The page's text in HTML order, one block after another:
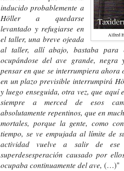
Alfred
inducido probablemente a
Höller a quedarse
levantado y refugiarse en
el taller, una breve ojeada
al taller, allí abajo, bastaba para
ocupándose del ave grande,
pensar en que se interrumpiera
en un plazo previsible interrumpirá
y luego enseguida, otra vez, que aquí
siempre a merced de esos
absolutamente repentinos, que en
mortales, porque la gente, como
tiempo, se ve empujada al límite de
actividad vuelve a salir de ese
superdesesperación causado por
ocupaba continuamente del ave, (…)"